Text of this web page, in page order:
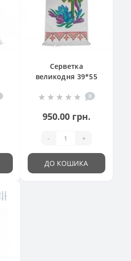
Серветка
великодня 39*55
0
950.00 грн.
- +
ДО КОШИКА